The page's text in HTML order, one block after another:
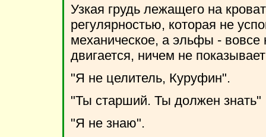
Узкая грудь лежащего на
регулярностью, которая не
механическое, а эльфы -
двигается, ничем не
"Я не целитель, Куруфин".
"Ты старший. Ты должен знать"
"Я не знаю".